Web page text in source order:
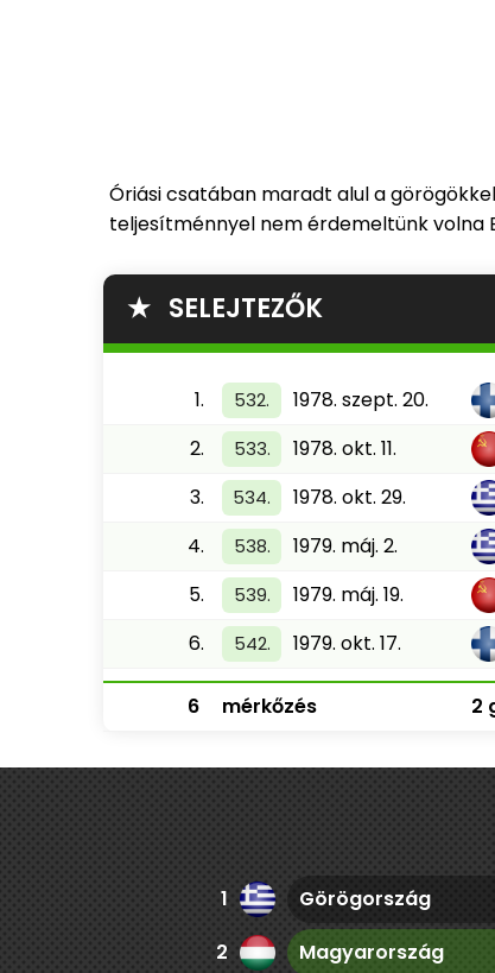
Óriási csatában maradt alul a
teljesítménnyel nem érdemeltünk volna
★ SELEJTEZŐK
1. 532. 1978. szept. 20.
2.
533. 1978. okt. 11.
3.
534. 1978. okt. 29.
4.
538. 1979. máj. 2.
5.
539. 1979. máj. 19.
6.
542. 1979. okt. 17.
6 mérkőzés 2
1 Görögország
2
Magyarország